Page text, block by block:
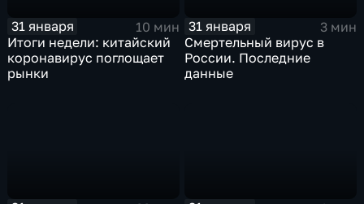
31 января
10 мин
Итоги недели: китайский
коронавирус поглощает
рынки
31 января
3 мин
Смертельный вирус в
России. Последние
данные